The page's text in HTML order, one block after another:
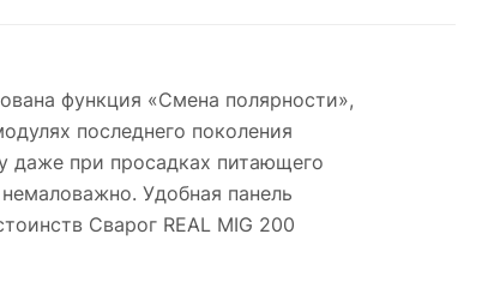
функция «Смена полярности»,
последнего поколения
даже при просадках питающего
Удобная панель
Сварог REAL MIG 200